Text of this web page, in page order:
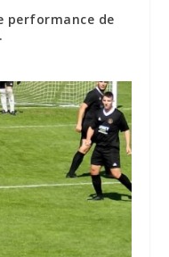
performance de